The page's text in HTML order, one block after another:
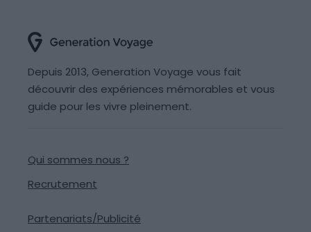
Depuis 2013, Generation Voyage vous fait
découvrir des expériences mémorables et vous
guide pour les vivre pleinement.
Qui sommes nous ?
Recrutement
Partenariats/Publicité